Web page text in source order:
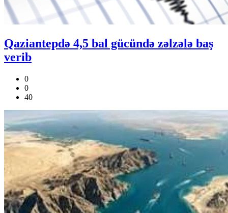
Qaziantepdə 4,5 bal gücündə zəlzələ baş
verib
0
0
40